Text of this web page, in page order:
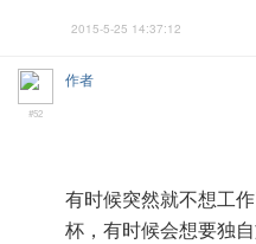
2015-5-25 14:37:12
作者
#52
有时候突然就不想工
杯，有时候会想要独